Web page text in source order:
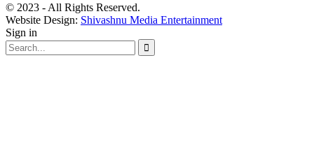
© 2023 - All Rights Reserved.
Website Design: Shivashnu Media Entertainment
Sign in